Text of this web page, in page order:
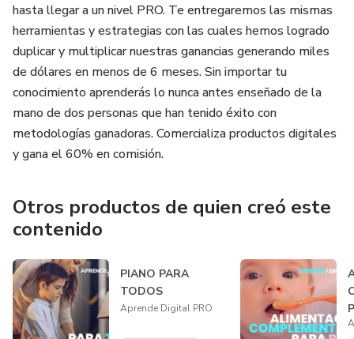
hasta llegar a un nivel PRO. Te entregaremos las mismas
herramientas y estrategias con las cuales hemos logrado
duplicar y multiplicar nuestras ganancias generando miles
de dólares en menos de 6 meses. Sin importar tu
conocimiento aprenderás lo nunca antes enseñado de la
mano de dos personas que han tenido éxito con
metodologías ganadoras. Comercializa productos digitales
y gana el 60% en comisión.
Otros productos de quien creó este
contenido
PIANO PARA
TODOS
Aprende Digital PRO